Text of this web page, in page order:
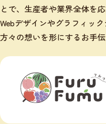
とで、生産者や業界全体を
Webデザインやグラフィッ
方々の想いを形にするお手